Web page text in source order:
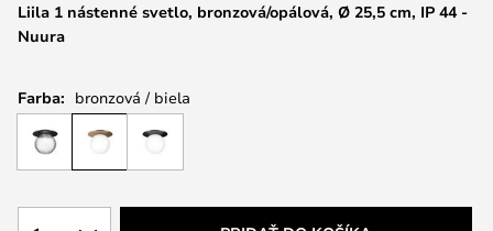
Liila 1 nástenné svetlo, bronzová/opálová, Ø 25,5 cm, IP 44 -
Nuura
Farba: bronzová / biela